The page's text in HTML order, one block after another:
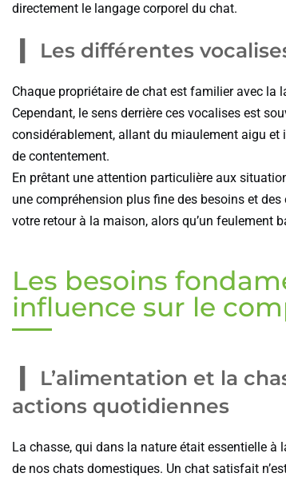
directement le langage corporel du chat.
Les différentes
Chaque propriétaire de chat est familier avec la
Cependant, le sens derrière ces vocalises est
considérablement, allant du miaulement aigu et
de contentement.
En prêtant une attention particulière aux
une compréhension plus fine des besoins et
votre retour à la maison, alors qu’un feulement
Les besoins
influence sur le
L’alimentation et la
actions quotidiennes
La chasse, qui dans la nature était essentielle
de nos chats domestiques. Un chat satisfait